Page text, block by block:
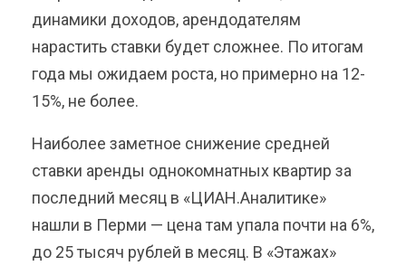
динамики доходов, арендодателям
нарастить ставки будет сложнее. По итогам
года мы ожидаем роста, но примерно на 12-
15%, не более.
Наиболее заметное снижение средней
ставки аренды однокомнатных квартир за
последний месяц в «ЦИАН.Аналитике»
нашли в Перми — цена там упала почти на 6%,
до 25 тысяч рублей в месяц. В «Этажах»